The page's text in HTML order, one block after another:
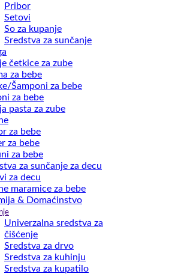
Pribor
Setovi
So za kupanje
Sredstva za sunčanje
četkice za zube
za bebe
Šamponi za bebe
za bebe
pasta za zube
za bebe
za bebe
za bebe
za sunčanje za decu
za decu
maramice za bebe
& Domaćinstvo
Univerzalna sredstva za
čišćenje
Sredstva za drvo
Sredstva za kuhinju
Sredstva za kupatilo